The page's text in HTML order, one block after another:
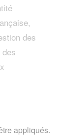
des
appliqués.